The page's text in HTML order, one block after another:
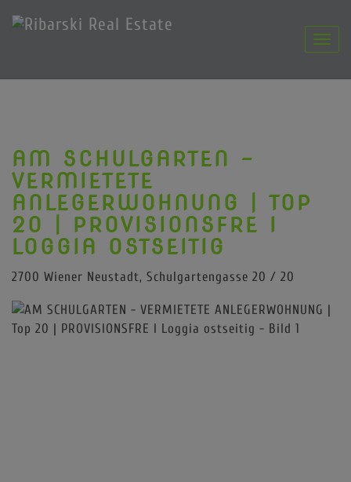
AM SCHULGARTEN -
VERMIETETE
ANLEGERWOHNUNG | TOP
20 | PROVISIONSFRE I
LOGGIA OSTSEITIG
2700 Wiener Neustadt, Schulgartengasse 20 / 20